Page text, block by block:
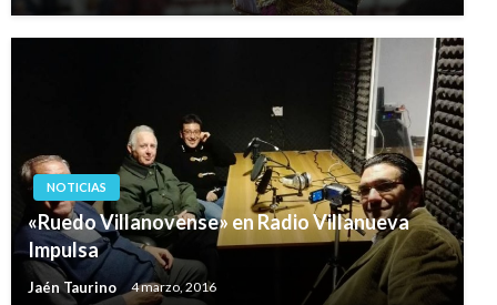
NOTICIAS
«Ruedo Villanovense» en Radio Villanueva
Impulsa
Jaén Taurino 4 marzo, 2016